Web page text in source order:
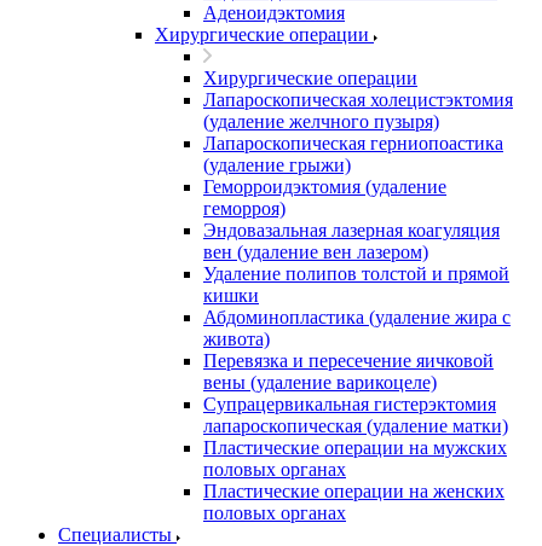
Аденоидэктомия
Хирургические операции
Хирургические операции
Лапароскопическая холецистэктомия
(удаление желчного пузыря)
Лапароскопическая герниопоастика
(удаление грыжи)
Геморроидэктомия (удаление
геморроя)
Эндовазальная лазерная коагуляция
вен (удаление вен лазером)
Удаление полипов толстой и прямой
кишки
Абдоминопластика (удаление жира с
живота)
Перевязка и пересечение яичковой
вены (удаление варикоцеле)
Супрацервикальная гистерэктомия
лапароскопическая (удаление матки)
Пластические операции на мужских
половых органах
Пластические операции на женских
половых органах
Специалисты